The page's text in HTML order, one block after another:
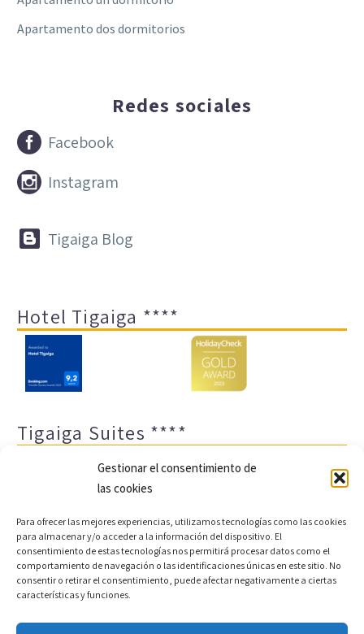
Gestionar el consentimiento de
las cookies
Para ofrecer las mejores experiencias, utilizamos tecnologías como las cookies
para almacenar y/o acceder a la información del dispositivo. El
consentimiento de estas tecnologías nos permitirá procesar datos como el
comportamiento de navegación o las identificaciones únicas en este sitio. No
consentir o retirar el consentimiento, puede afectar negativamente a ciertas
características y funciones.
Apartamento dos dormitorios
Redes sociales

 Facebook

 Instagram

 Tigaiga Blog
Hotel Tigaiga ****
Tigaiga Suites ****
Aviso legal y política de privacidad
Transparencia
Cookies
Sitemap